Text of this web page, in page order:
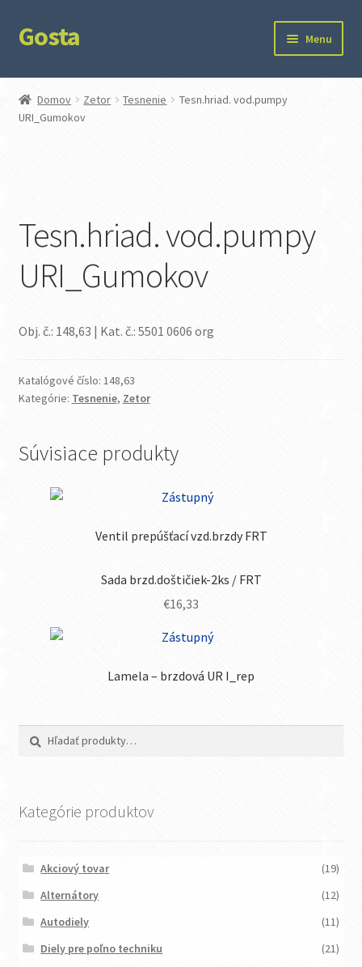
Preskočiť
na
Preskočiť
na
Gosta Menu
Domov
Kontakt
Domov Zetor Tesnenie
Tesn.hriad. vod.pumpy
URI_Gumokov
Tesn.hriad. vod.pumpy
URI_Gumokov
Obj. č.: 148,63 | Kat. č.: 5501 0606 org
Katalógové číslo: 148,63
Kategórie: Tesnenie, Zetor
Súvisiace produkty
Ventil prepúšťací vzd.brzdy FRT
Sada brzd.doštičiek-2ks / FRT
€16,33
Lamela – brzdová UR I_rep
Hľadať:
Vyhľadávanie
Kategórie produktov
Akciový tovar
(19)
Alternátory
(12)
Autodiely
(11)
Diely pre poľno techniku
(21)